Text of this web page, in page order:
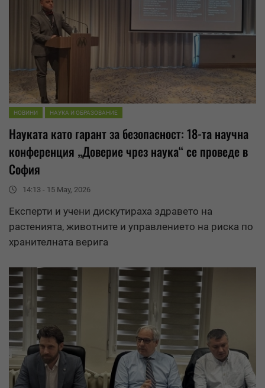
НОВИНИ НАУКА И ОБРАЗОВАНИЕ
Науката като гарант за безопасност: 18-та научна
конференция „Доверие чрез наука“ се проведе в
София
14:13 - 15 May, 2026
Експерти и учени дискутираха здравето на
растенията, животните и управлението на риска по
хранителната верига